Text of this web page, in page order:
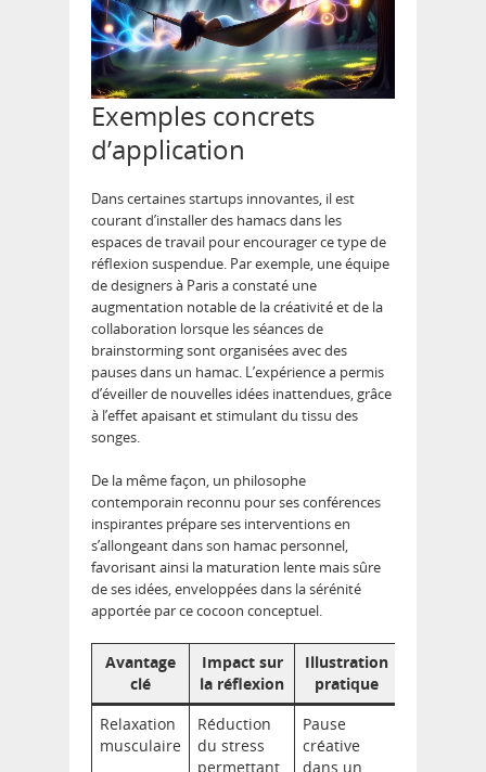
Exemples concrets
d’application
Dans certaines startups innovantes, il est
courant d’installer des hamacs dans les
espaces de travail pour encourager ce type de
réflexion suspendue. Par exemple, une équipe
de designers à Paris a constaté une
augmentation notable de la créativité et de la
collaboration lorsque les séances de
brainstorming sont organisées avec des
pauses dans un hamac. L’expérience a permis
d’éveiller de nouvelles idées inattendues, grâce
à l’effet apaisant et stimulant du tissu des
songes.
De la même façon, un philosophe
contemporain reconnu pour ses conférences
inspirantes prépare ses interventions en
s’allongeant dans son hamac personnel,
favorisant ainsi la maturation lente mais sûre
de ses idées, enveloppées dans la sérénité
apportée par ce cocoon conceptuel.
Avantage
clé
Impact sur
la réflexion
Illustration
pratique
Relaxation
musculaire
Réduction
du stress
permettant
Pause
créative
dans un